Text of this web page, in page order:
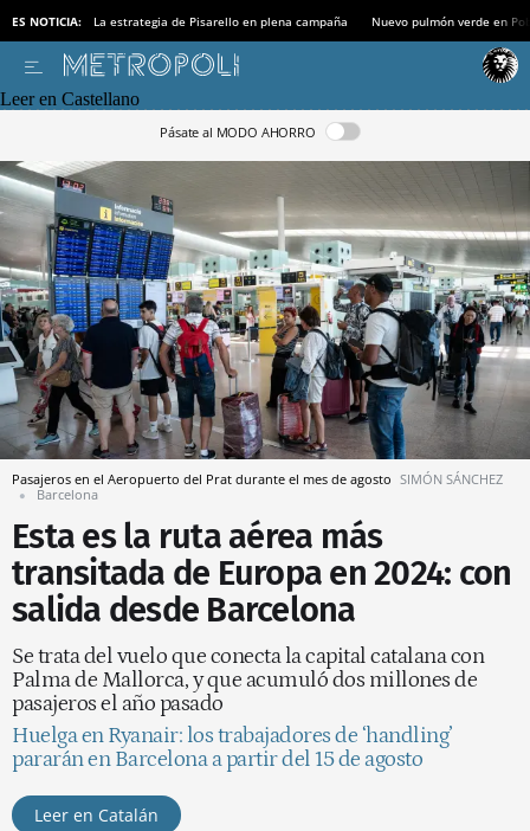
ES NOTICIA: La estrategia de Pisarello en plena campaña Nuevo pulmón verde en
Leer en Castellano
Pásate al MODO AHORRO
Pasajeros en el Aeropuerto del Prat durante el mes de agosto SIMÓN SÁNCHEZ
Barcelona
Esta es la ruta aérea más
transitada de Europa en 2024: con
salida desde Barcelona
Se trata del vuelo que conecta la capital catalana con
Palma de Mallorca, y que acumuló dos millones de
pasajeros el año pasado
Huelga en Ryanair: los trabajadores de ‘handling’
pararán en Barcelona a partir del 15 de agosto
Leer en Catalán